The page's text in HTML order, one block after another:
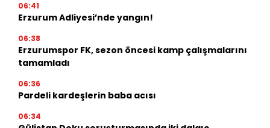
06:41
Erzurum Adliyesi’nde yangın!
06:38
Erzurumspor FK, sezon öncesi kamp çalışmalarını
tamamladı
06:36
Pardeli kardeşlerin baba acısı
06:34